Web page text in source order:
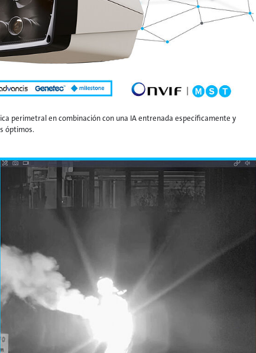
perimetral en combinación con una IA entrenada específicamente y
óptimos.